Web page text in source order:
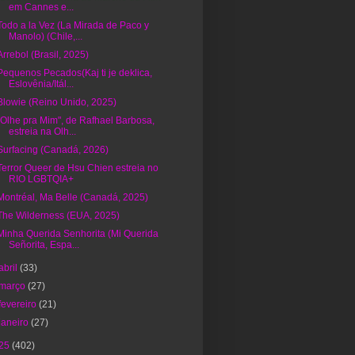
em Cannes e...
a la Vez (La Mirada de Paco y
Manolo) (Chile,...
(Brasil, 2025)
Pecados(Kaj ti je deklica,
Eslovênia/Itál...
(Reino Unido, 2025)
pra Mim", de Rafhael Barbosa,
estreia na Olh...
(Canadá, 2026)
Queer de Hsu Chien estreia no
RIO LGBTQIA+
Ma Belle (Canadá, 2025)
Wilderness (EUA, 2025)
Querida Senhorita (Mi Querida
Señorita, Espa...
(33)
(27)
(21)
(27)
(402)